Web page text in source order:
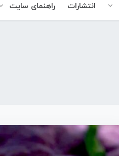
انتشارات راهنمای سایت